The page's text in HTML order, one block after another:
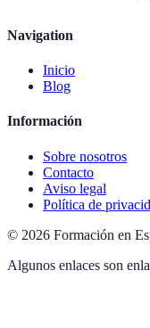
Navigation
Inicio
Blog
Información
Sobre nosotros
Contacto
Aviso legal
Política de
© 2026 Formación en
Algunos enlaces son